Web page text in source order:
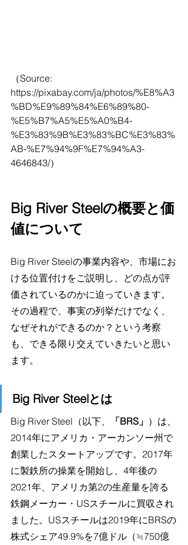
（Source:
https://pixabay.com/ja/photos/%E8%A3
%BD%E9%89%84%E6%89%80-
%E5%B7%A5%E5%A0%B4-
%E3%83%9B%E3%83%BC%E3%83%
AB-%E7%94%9F%E7%94%A3-
4646843/）
Big River Steelの概要と価
値について
Big River Steelの事業内容や、市場にお
ける位置付けをご説明し、どの点が評
価されているのかに迫っていきます。
その過程で、事実の列挙だけでなく、
なぜそれができるのか？という考察
も、できる限り交えていきたいと思い
ます。
Big River Steelとは
Big River Steel（以下、 「BRS」 ）は、
2014年にアメリカ・アーカンソー州で
創業したスタートアップです。2017年
に製鉄所の操業を開始し、4年後の
2021年、アメリカ第2の生産量を誇る
鉄鋼メーカー・USスチールに買収され
ました。 USスチールは2019年にBRSの
株式シェア49.9%を7億ドル（≒750億